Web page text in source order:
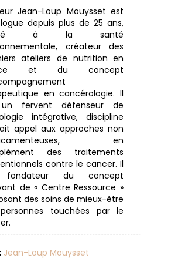
Jean-Loup Mouysset est
depuis plus de 25 ans,
à la santé
créateur des
ateliers de nutrition en
et du concept
en cancérologie. Il
fervent défenseur de
intégrative, discipline
appel aux approches non
en
des traitements
contre le cancer. Il
du concept
de « Centre Ressource »
des soins de mieux-être
touchées par le
Jean-Loup Mouysset